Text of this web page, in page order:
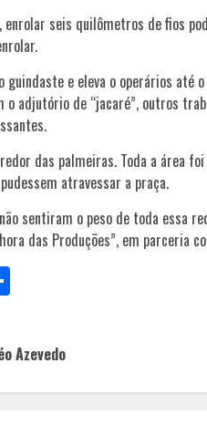
enrolar seis quilômetros de fios
guindaste e eleva o operários
o adjutório de “jacaré”, outros
das palmeiras. Toda a área
atravessar a praça.
sentiram o peso de toda essa
das Produções”, em parceria
Azevedo